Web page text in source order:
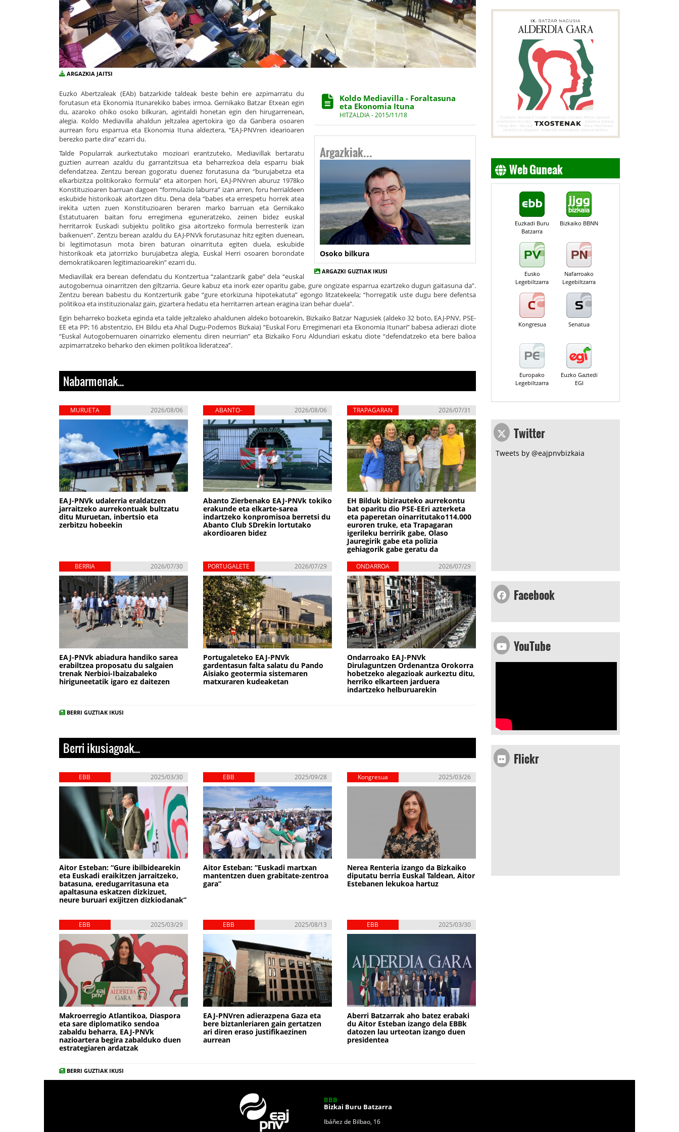
ARGAZKIA JAITSI
Koldo Mediavilla - Foraltasuna
eta Ekonomia Ituna
HITZALDIA - 2015/11/18
Argazkiak...
Osoko bilkura
ARGAZKI GUZTIAK IKUSI
Euzko Abertzaleak (EAb) batzarkide taldeak beste behin ere azpimarratu du
forutasun eta Ekonomia Itunarekiko babes irmoa. Gernikako Batzar Etxean egin
du, azaroko ohiko osoko bilkuran, agintaldi honetan egin den hirugarrenean,
alegia. Koldo Mediavilla ahaldun jeltzalea agertokira igo da Ganbera osoaren
aurrean foru esparrua eta Ekonomia Ituna aldeztera, “EAJ-PNVren idearioaren
berezko parte dira” ezarri du.
Talde Popularrak aurkeztutako mozioari erantzuteko, Mediavillak bertaratu
guztien aurrean azaldu du garrantzitsua eta beharrezkoa dela esparru biak
defendatzea. Zentzu berean gogoratu duenez forutasuna da “burujabetza eta
elkarbizitza politikorako formula” eta aitorpen hori, EAJ-PNVren aburuz 1978ko
Konstituzioaren barruan dagoen “formulazio laburra” izan arren, foru herrialdeen
eskubide historikoak aitortzen ditu. Dena dela “babes eta errespetu horrek atea
irekita uzten zuen Konstituzioaren beraren marko barruan eta Gernikako
Estatutuaren baitan foru erregimena eguneratzeko, zeinen bidez euskal
herritarrok Euskadi subjektu politiko gisa aitortzeko formula berresterik izan
baikenuen”. Zentzu berean azaldu du EAJ-PNVk forutasunaz hitz egiten duenean,
bi legitimotasun mota biren baturan oinarrituta egiten duela, eskubide
historikoak eta jatorrizko burujabetza alegia, Euskal Herri osoaren borondate
demokratikoaren legitimazioarekin” ezarri du.
Mediavillak era berean defendatu du Kontzertua “zalantzarik gabe” dela “euskal
autogobernua oinarritzen den giltzarria. Geure kabuz eta inork ezer oparitu gabe, gure ongizate esparrua ezartzeko dugun gaitasuna da”.
Zentzu berean babestu du Kontzerturik gabe “gure etorkizuna hipotekatuta” egongo litzatekeela; “horregatik uste dugu bere defentsa
politikoa eta instituzionalaz gain, gizartera hedatu eta herritarren artean eragina izan behar duela”.
Egin beharreko bozketa eginda eta talde jeltzaleko ahaldunen aldeko botoarekin, Bizkaiko Batzar Nagusiek (aldeko 32 boto, EAJ-PNV, PSE-
EE eta PP; 16 abstentzio, EH Bildu eta Ahal Dugu-Podemos Bizkaia) “Euskal Foru Erregimenari eta Ekonomia Itunari” babesa adierazi diote
“Euskal Autogobernuaren oinarrizko elementu diren neurrian” eta Bizkaiko Foru Aldundiari eskatu diote “defendatzeko eta bere balioa
azpimarratzeko beharko den ekimen politikoa lideratzea”.
Nabarmenak...
MURUETA 2026/08/06
EAJ-PNVk udalerria eraldatzen
jarraitzeko aurrekontuak bultzatu
ditu Muruetan, inbertsio eta
zerbitzu hobeekin
ABANTO-
ZIERBENA
2026/08/06
Abanto Zierbenako EAJ-PNVk tokiko
erakunde eta elkarte-sarea
indartzeko konpromisoa berretsi du
Abanto Club SDrekin lortutako
akordioaren bidez
TRAPAGARAN 2026/07/31
EH Bilduk bizirauteko aurrekontu
bat oparitu dio PSE-EEri azterketa
eta paperetan oinarritutako114.000
euroren truke, eta Trapagaran
igerileku berririk gabe, Olaso
Jauregirik gabe eta polizia
gehiagorik gabe geratu da
BERRIA 2026/07/30
EAJ-PNVk abiadura handiko sarea
erabiltzea proposatu du salgaien
trenak Nerbioi-Ibaizabaleko
hiriguneetatik igaro ez daitezen
PORTUGALETE 2026/07/29
Portugaleteko EAJ-PNVk
gardentasun falta salatu du Pando
Aisiako geotermia sistemaren
matxuraren kudeaketan
ONDARROA 2026/07/29
Ondarroako EAJ-PNVk
Dirulaguntzen Ordenantza Orokorra
hobetzeko alegazioak aurkeztu ditu,
herriko elkarteen jarduera
indartzeko helburuarekin
BERRI GUZTIAK IKUSI
Berri ikusiagoak...
EBB 2025/03/30
Aitor Esteban: “Gure ibilbidearekin
eta Euskadi eraikitzen jarraitzeko,
batasuna, eredugarritasuna eta
apaltasuna eskatzen dizkizuet,
neure buruari exijitzen dizkiodanak”
EBB 2025/09/28
Aitor Esteban: “Euskadi martxan
mantentzen duen grabitate-zentroa
gara”
Kongresua 2025/03/26
Nerea Renteria izango da Bizkaiko
diputatu berria Euskal Taldean, Aitor
Estebanen lekukoa hartuz
EBB 2025/03/29
Makroerregio Atlantikoa, Diaspora
eta sare diplomatiko sendoa
zabaldu beharra, EAJ-PNVk
nazioartera begira zabalduko duen
estrategiaren ardatzak
EBB 2025/08/13
EAJ-PNVren adierazpena Gaza eta
bere biztanleriaren gain gertatzen
ari diren eraso justifikaezinen
aurrean
EBB 2025/03/30
Aberri Batzarrak aho batez erabaki
du Aitor Esteban izango dela EBBk
datozen lau urteotan izango duen
presidentea
BERRI GUZTIAK IKUSI
Web Guneak
Euzkadi Buru
Batzarra
Bizkaiko BBNN
Eusko
Legebiltzarra
Nafarroako
Legebiltzarra
Kongresua Senatua
Europako
Legebiltzarra
Euzko Gaztedi
EGI
Twitter
Tweets by @eajpnvbizkaia
Facebook
YouTube
Flickr
BBB
Bizkai Buru Batzarra
Ibáñez de Bilbao, 16